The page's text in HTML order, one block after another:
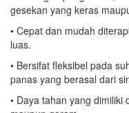
gesekan yang keras
• Cepat dan mudah
luas.
• Bersifat fleksibel pada
panas yang berasal dari
• Daya tahan yang